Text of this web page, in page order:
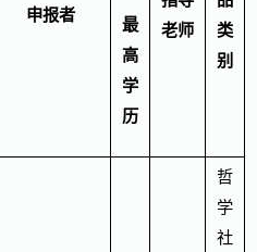
申报者
最
高
学
历
老师
类
别
哲
学
社